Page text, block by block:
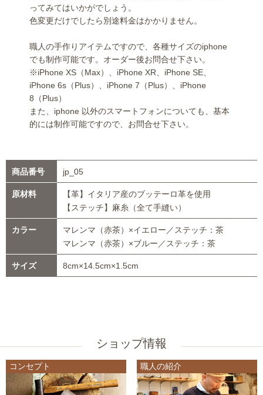
ってみてはいかがでしょう。
色変更だけでしたら別途料金はかかりません。
職人の手作りアイテムですので、各種サイズのiphone
でも制作可能です。オーダー後お問合せ下さい。
※iPhone XS（Max）、iPhone XR、iPhone SE、
iPhone 6s（Plus）、iPhone 7（Plus）、iPhone
8（Plus）
また、iphone 以外のスマートフォンについても、基本
的には制作可能ですので、お問合せ下さい。
商品番号 jp_05
原材料
【革】イタリア産のブッテーロ革を使用
【ステッチ】麻糸（全て手縫い）
カラー
マレンマ（赤茶）×イエロー／ステッチ：茶
マレンマ（赤茶）×ブルー／ステッチ：茶
サイズ 8cm×14.5cm×1.5cm
ショップ情報
コンセプト 職人の紹介